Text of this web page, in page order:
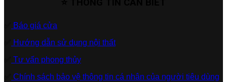
Báo giá cửa
Hướng dẫn sử dụng nội thất
Tư vấn phong thủy
Chính sách bảo vệ thông tin cá nhân của người tiêu dùng